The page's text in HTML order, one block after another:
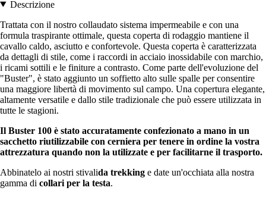
Descrizione
Trattata con il nostro collaudato sistema impermeabile e con una
formula traspirante ottimale, questa coperta di rodaggio mantiene il
cavallo caldo, asciutto e confortevole. Questa coperta è caratterizzata
da dettagli di stile, come i raccordi in acciaio inossidabile con marchio,
i ricami sottili e le finiture a contrasto. Come parte dell'evoluzione del
"Buster", è stato aggiunto un soffietto alto sulle spalle per consentire
una maggiore libertà di movimento sul campo. Una copertura elegante,
altamente versatile e dallo stile tradizionale che può essere utilizzata in
tutte le stagioni.
Il Buster 100 è stato accuratamente confezionato a mano in un
sacchetto riutilizzabile con cerniera per tenere in ordine la vostra
attrezzatura quando non la utilizzate e per facilitarne il trasporto.
Abbinatelo ai nostri stivalida trekking e date un'occhiata alla nostra
gamma di collari per la testa.